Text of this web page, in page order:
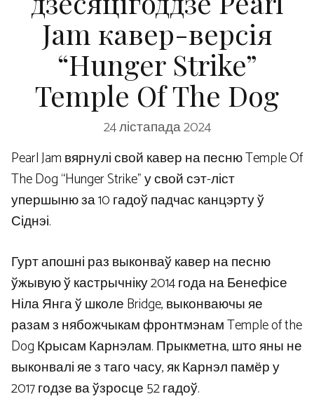
Jam кавер-версія
“Hunger Strike”
Temple Of The Dog
24 лістапада 2024
Pearl Jam вярнулі свой кавер на песню Temple Of
The Dog “Hunger Strike” у свой сэт-ліст
упершыню за 10 гадоў падчас канцэрту ў
Сіднэі.
Гурт апошні раз выконваў кавер на песню
ўжывую ў кастрычніку 2014 года на Бенефісе
Ніла Янга ў школе Bridge, выконваючы яе
разам з нябожчыкам фронтмэнам Temple of the
Dog Крысам Карнэлам. Прыкметна, што яны не
выконвалі яе з таго часу, як Карнэл памёр у
2017 годзе ва ўзросце 52 гадоў.